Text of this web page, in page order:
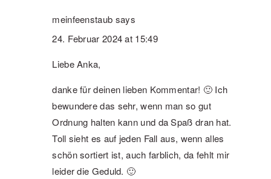
meinfeenstaub says
24. Februar 2024 at 15:49
Liebe Anka,
danke für deinen lieben Kommentar! 🙂 Ich
bewundere das sehr, wenn man so gut
Ordnung halten kann und da Spaß dran hat.
Toll sieht es auf jeden Fall aus, wenn alles
schön sortiert ist, auch farblich, da fehlt mir
leider die Geduld. 🙂